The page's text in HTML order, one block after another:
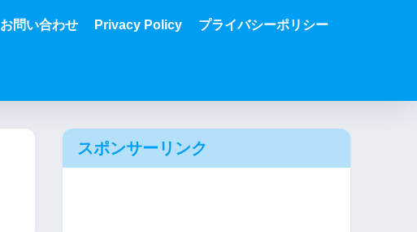
お問い合わせ Privacy Policy プライバシーポリシー
スポンサーリンク